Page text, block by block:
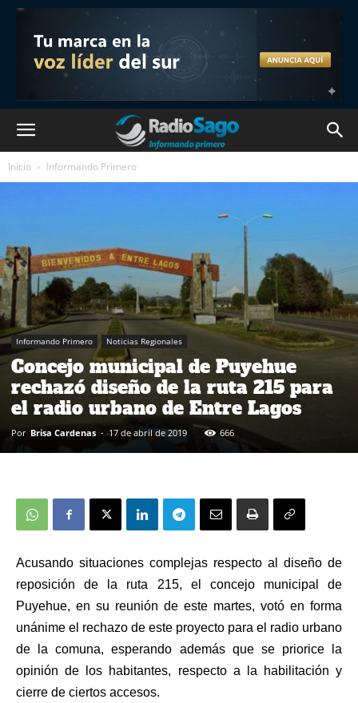
Inicio Informando Primero
Informando Primero Noticias Regionales
Concejo municipal de Puyehue
rechazó diseño de la ruta 215 para
el radio urbano de Entre Lagos
Por Brisa Cardenas - 17 de abril de 2019 666
Acusando situaciones complejas respecto al diseño de
reposición de la ruta 215, el concejo municipal de
Puyehue, en su reunión de este martes, votó en forma
unánime el rechazo de este proyecto para el radio urbano
de la comuna, esperando además que se priorice la
opinión de los habitantes, respecto a la habilitación y
cierre de ciertos accesos.